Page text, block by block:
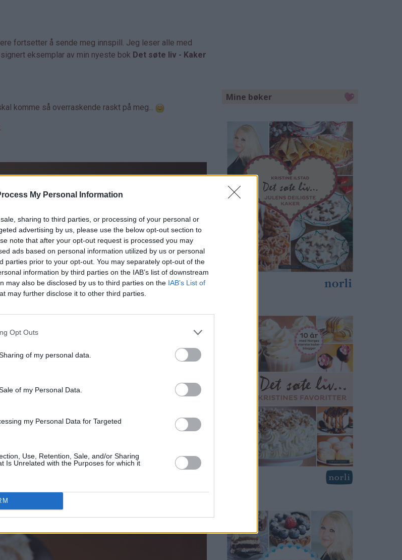
My Personal Information
sharing to third parties, or processing of your personal or
advertising by us, please use the below opt-out section to
note that after your opt-out request is processed you may
ads based on personal information utilized by us or personal
parties prior to your opt-out. You may separately opt-out of the
information by third parties on the IAB’s list of downstream
may also be disclosed by us to third parties on the IAB’s List of
may further disclose it to other third parties.
Opt Outs
of my personal data.
of my Personal Data.
my Personal Data for Targeted
Use, Retention, Sale, and/or Sharing
Is Unrelated with the Purposes for which it
fortsetter å sende meg innspill. Jeg leser alle med
eksemplar av min nyeste bok Det søte liv - Kaker
komme så overraskende raskt på meg...
med mørk sjokolade.
Mine bøker